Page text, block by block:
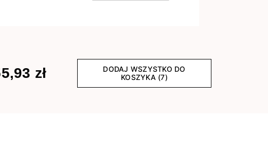
zł
DODAJ WSZYSTKO DO
KOSZYKA (7)